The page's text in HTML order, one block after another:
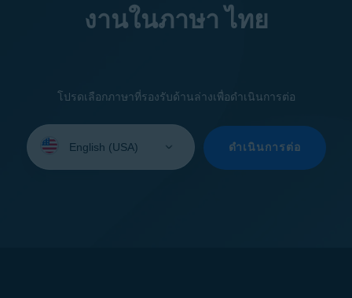
งานในภาษา ไทย
โปรดเลือกภาษาที่รองรับด้านล่างเพื่อดำเนินการต่อ
your
ดำเนินการต่อ